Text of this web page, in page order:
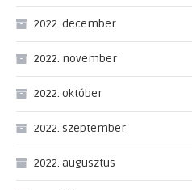
2022. december
2022. november
2022. október
2022. szeptember
2022. augusztus